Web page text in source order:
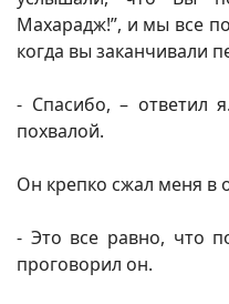
Махарадж!”, и мы все
когда вы заканчивали
- Спасибо, – ответил
похвалой.
Он крепко сжал меня в
- Это все равно, что
проговорил он.